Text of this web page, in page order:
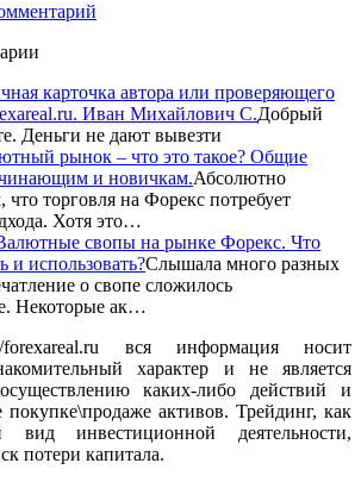
карточка автора или проверяющего
Иван Михайлович С.Добрый
Деньги не дают вывезти
рынок – что это такое? Общие
и новичкам.Абсолютно
что торговля на Форекс потребует
Хотя это…
свопы на рынке Форекс. Что
и использовать?Слышала много разных
о свопе сложилось
Некоторые ак…
вся информация носит
характер и не является
каких-либо действий и
активов. Трейдинг, как
инвестиционной деятельности,
потери капитала.